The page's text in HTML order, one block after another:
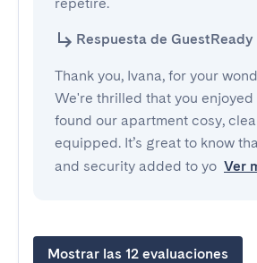
Respuesta de GuestReady
Thank you, Ivana, for your
We're thrilled that you enjoyed
found our apartment cosy,
equipped. It’s great to know
and security added to yo Ver
Mostrar las 12 evaluaciones